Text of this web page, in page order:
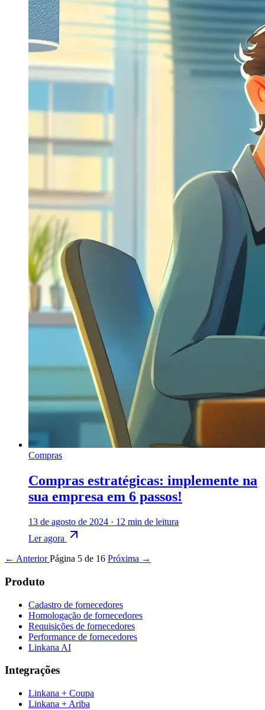
Compras
Compras estratégicas: implemente na
sua empresa em 6 passos!
13 de agosto de 2024 · 12 min de leitura
Ler agora
← AnteriorPágina 5 de 16 Próxima →
Produto
Cadastro de fornecedores
Homologação de fornecedores
Requisições de fornecedores
Performance de fornecedores
Linkana AI
Integrações
Linkana + Coupa
Linkana + Ariba